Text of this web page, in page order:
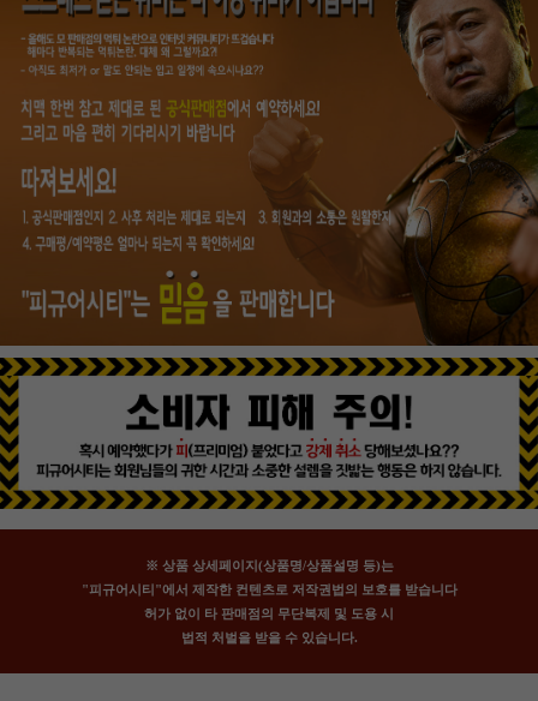
※ 상품 상세페이지(상품명/상품설명 등)는
"피규어시티"에서 제작한 컨텐츠로 저작권법의 보호를 받습니다
허가 없이 타 판매점의 무단복제 및 도용 시
법적 처벌을 받을 수 있습니다.